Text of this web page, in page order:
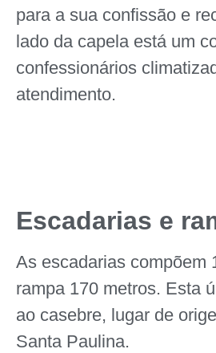
para a sua confissão e
lado da capela está um
confessionários
atendimento.
Escadarias e
As escadarias compõem
rampa 170 metros. Esta
ao casebre, lugar de
Santa Paulina.